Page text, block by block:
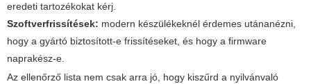
eredeti tartozékokat kérj.
Szoftverfrissítések: modern készülékeknél érdemes utánanézni,
hogy a gyártó biztosított-e frissítéseket, és hogy a firmware
naprakész-e.
Az ellenőrző lista nem csak arra jó, hogy kiszűrd a nyilvánvaló